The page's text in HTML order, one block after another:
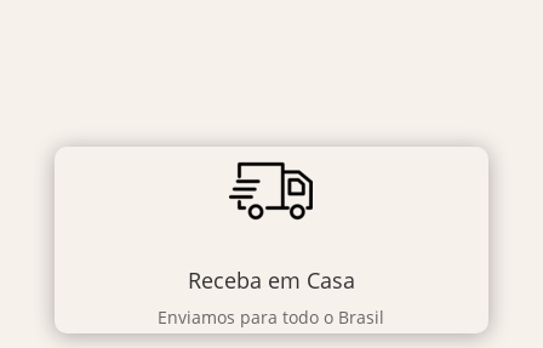
Receba em Casa
Enviamos para todo o Brasil